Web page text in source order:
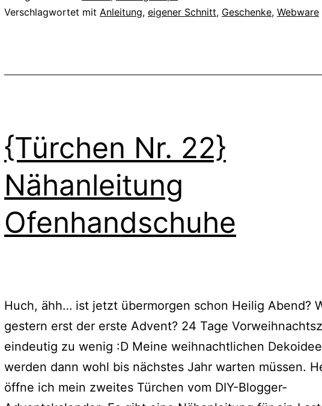
–
Verschlagwortet mit Anleitung, eigener Schnitt, Geschenke, Webware
{Türchen Nr. 22}
Nähanleitung
Ofenhandschuhe
Huch, ähh… ist jetzt übermorgen schon Heilig Abend?
gestern erst der erste Advent? 24 Tage
eindeutig zu wenig :D Meine weihnachtlichen
werden dann wohl bis nächstes Jahr warten müssen.
öffne ich mein zweites Türchen vom DIY-Blogger-